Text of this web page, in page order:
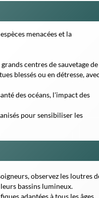
menacées et la
centres de sauvetage de
des océans, l'impact des
pour sensibiliser les
observez les loutres de
bassins lumineux.
adaptées à tous les âges.
des biologistes et participez à